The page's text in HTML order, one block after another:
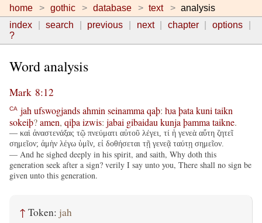
home gothic database text
analysis
index
search previous next chapter
options
?
Word analysis
Mark 8:12
CA jah ufswogjandsahmin seinamma qaþ: ƕa þata kuni taikn
sokeiþ?amen, qiþa izwis: jabai gibaidau kunja þamma taikne.
— καὶ ἀναστενάξας τῷ πνεύματι αὐτοῦ λέγει, τί ἡ γενεὰ αὕτη ζητεῖ
σημεῖον; ἀμὴν λέγω ὑμῖν, εἰ δοθήσεται τῇ γενεᾷ ταύτῃ σημεῖον.
— And he sighed deeply in his spirit, and saith, Why doth this
generation seek after a sign? verily I say unto you, There shall no sign be
given unto this generation.
↑ Token: jah